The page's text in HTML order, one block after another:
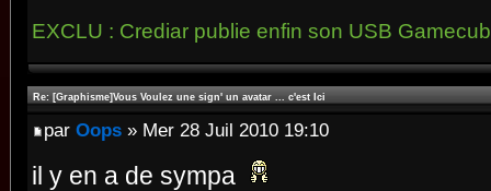
EXCLU : Crediar publie enfin son USB
Re: [Graphisme]Vous Voulez une sign' un avatar ... c'est Ici
par Oops » Mer 28 Juil 2010 19:10
il y en a de sympa